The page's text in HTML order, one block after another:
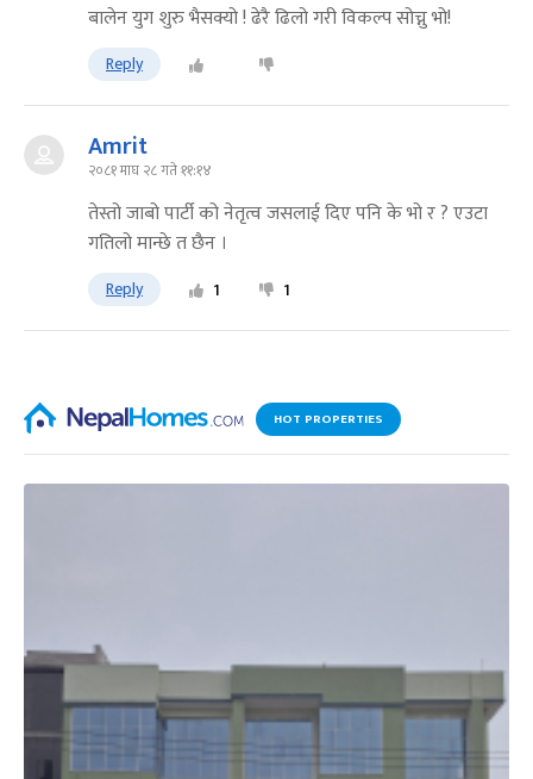
बालेन युग शुरु भैसक्यो ! ढेरै ढिलो गरी विकल्प सोच्नु भो!
Reply
Amrit
२०८१ माघ २८ गते ११:१४
तेस्तो जाबो पार्टी को नेतृत्व जसलाई दिए पनि के भो र ? एउटा
गतिलो मान्छे त छैन ।
Reply 1 1
HOT PROPERTIES